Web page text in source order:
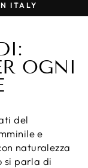
OGNI
del
e
naturalezza
si parla di